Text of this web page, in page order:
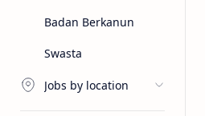
Badan Berkanun
Swasta
Jobs by location